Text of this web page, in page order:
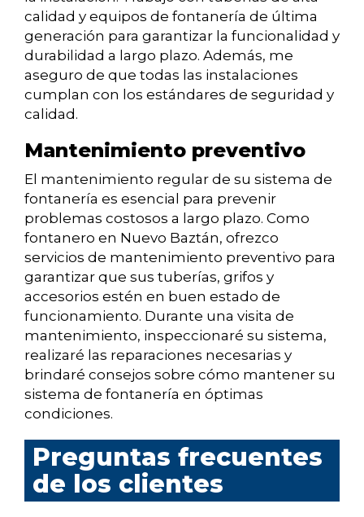
calidad y equipos de fontanería de última
generación para garantizar la funcionalidad y
durabilidad a largo plazo. Además, me
aseguro de que todas las instalaciones
cumplan con los estándares de seguridad y
calidad.
Mantenimiento preventivo
El mantenimiento regular de su sistema de
fontanería es esencial para prevenir
problemas costosos a largo plazo. Como
fontanero en Nuevo Baztán, ofrezco
servicios de mantenimiento preventivo para
garantizar que sus tuberías, grifos y
accesorios estén en buen estado de
funcionamiento. Durante una visita de
mantenimiento, inspeccionaré su sistema,
realizaré las reparaciones necesarias y
brindaré consejos sobre cómo mantener su
sistema de fontanería en óptimas
condiciones.
Preguntas frecuentes
de los clientes